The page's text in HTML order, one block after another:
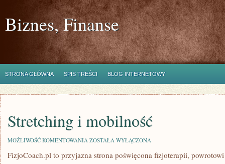
Biznes, Finanse
STRONA GŁÓWNA SPIS TREŚCI BLOG INTERNETOWY
Stretching i mobilność
MOŻLIWOŚĆ KOMENTOWANIA STRETCHING
MOBILNOŚĆ
ZOSTAŁA WYŁĄCZONA
FizjoCoach.pl to przyjazna strona poświęcona fizjoterapii,